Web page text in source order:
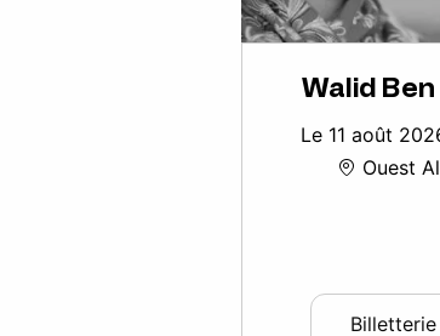
Walid
Le 11 août
Ouest
Billetterie